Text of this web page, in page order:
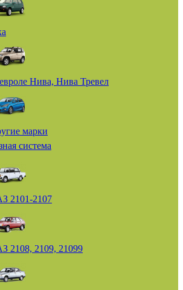
Нива, Нива Тревел
марки
система
2101-2107
2108, 2109, 21099